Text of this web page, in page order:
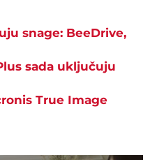
snage: BeeDrive,
sada uključuju
True Image